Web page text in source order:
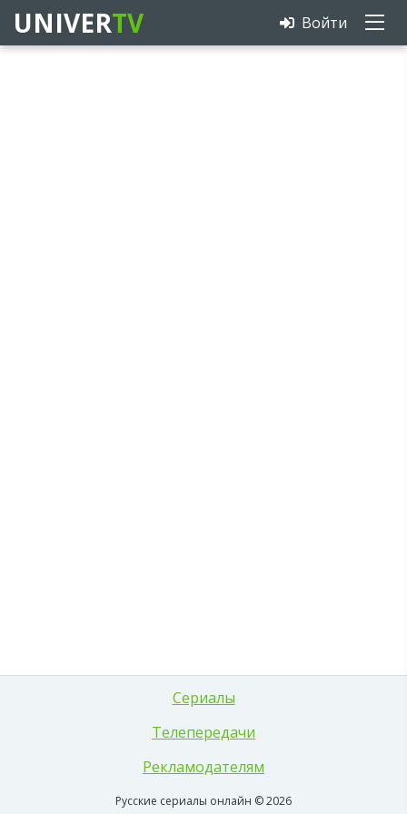
UNIVERTV Войти
Сериалы
Телепередачи
Рекламодателям
Русские сериалы онлайн © 2026